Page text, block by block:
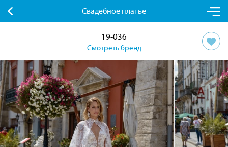
Свадебное платье
19-036
Смотреть бренд